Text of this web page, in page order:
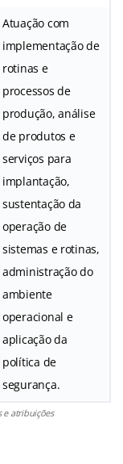
Atuação com
implementação de
rotinas e
processos de
produção, análise
de produtos e
serviços para
implantação,
sustentação da
operação de
sistemas e rotinas,
administração do
ambiente
operacional e
aplicação da
política de
segurança.
atribuições